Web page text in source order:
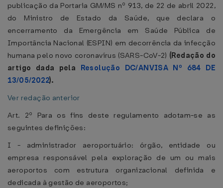
publicação da Portaria GM/MS nº 913, de 22 de abril 2022,
do Ministro de Estado da Saúde, que declara o
encerramento da Emergência em Saúde Pública de
Importância Nacional (ESPIN) em decorrência da infecção
humana pelo novo coronavírus (SARS-CoV-2) (Redação do
artigo dada pela Resolução DC/ANVISA Nº 684 DE
13/05/2022).
Ver redação anterior
Art. 2º Para os fins deste regulamento adotam-se as
seguintes definições:
I - administrador aeroportuário: órgão, entidade ou
empresa responsável pela exploração de um ou mais
aeroportos com estrutura organizacional definida e
dedicada à gestão de aeroportos;